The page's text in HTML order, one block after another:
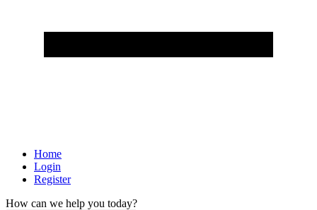
Home
Login
Register
How can we help you today?